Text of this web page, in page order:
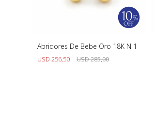
Abridores De Bebe Oro 18K N 1
USD 256,50 USD285,00